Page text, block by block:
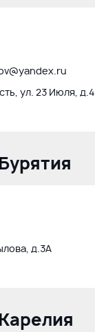
ул. 23 Июля, д.4
д.3А